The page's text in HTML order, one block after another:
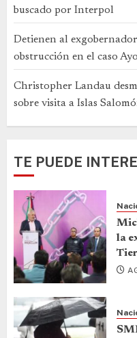
buscado por Interpol
Detienen al
obstrucción en el caso
Christopher Landau
sobre visita a Islas
TE PUEDE
la